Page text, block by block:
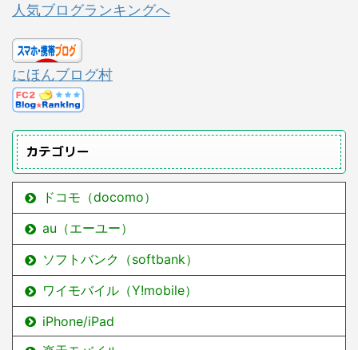
人気ブログランキングへ
にほんブログ村
カテゴリー
ドコモ（docomo）
au（エーユー）
ソフトバンク（softbank）
ワイモバイル（Y!mobile）
iPhone/iPad